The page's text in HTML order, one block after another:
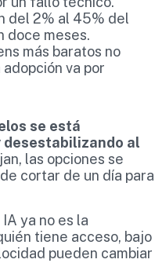
del 2% al 45% del
doce meses.
más baratos no
va por
se está
desestabilizando al
las opciones se
cortar de un día para
ya no es la
tiene acceso, bajo
pueden cambiar